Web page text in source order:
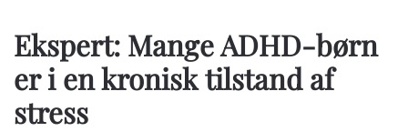
Ekspert: Mange ADHD-børn
er i en kronisk tilstand af
stress